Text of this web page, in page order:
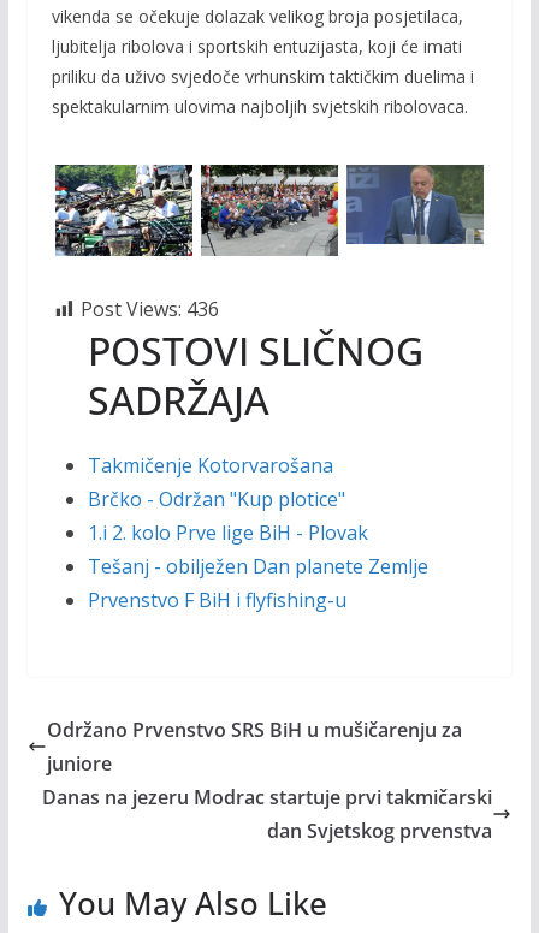
vikenda se očekuje dolazak velikog broja posjetilaca,
ljubitelja ribolova i sportskih entuzijasta, koji će imati
priliku da uživo svjedoče vrhunskim taktičkim duelima i
spektakularnim ulovima najboljih svjetskih ribolovaca.
Post Views: 436
POSTOVI SLIČNOG
SADRŽAJA
Takmičenje Kotorvarošana
Brčko - Održan "Kup plotice"
1.i 2. kolo Prve lige BiH - Plovak
Tešanj - obilježen Dan planete Zemlje
Prvenstvo F BiH i flyfishing-u
Održano Prvenstvo SRS BiH u mušičarenju za
juniore
Danas na jezeru Modrac startuje prvi takmičarski
dan Svjetskog prvenstva
You May Also Like